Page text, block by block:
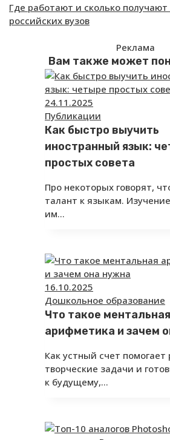
Где работают и сколько
российских вузов
Реклама
Вам также может
24.11.2025
Публикации
Как быстро выучить
иностранный язык:
простых совета
Про некоторых говорят,
талант к языкам.
им…
16.10.2025
Дошкольное образование
Что такое ментальная
арифметика и зачем
Как устный счет
творческие задачи и
к будущему,…